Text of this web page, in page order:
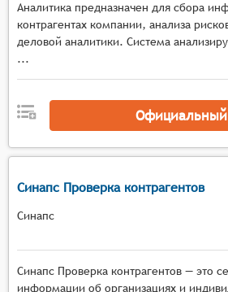
предприятиях, чтобы
актуальной и точной. Это
поддержания
Аналитика предназначен для сбора
контрагентах компании, анализа
деловой аналитики. Система
...
Официальный
Синапс Проверка контрагентов
Синапс
Синапс Проверка контрагентов — это
информации об организациях и